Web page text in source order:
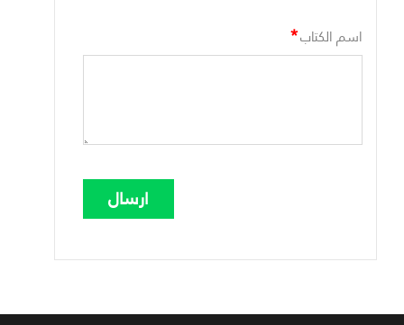
اسم الكتاب*